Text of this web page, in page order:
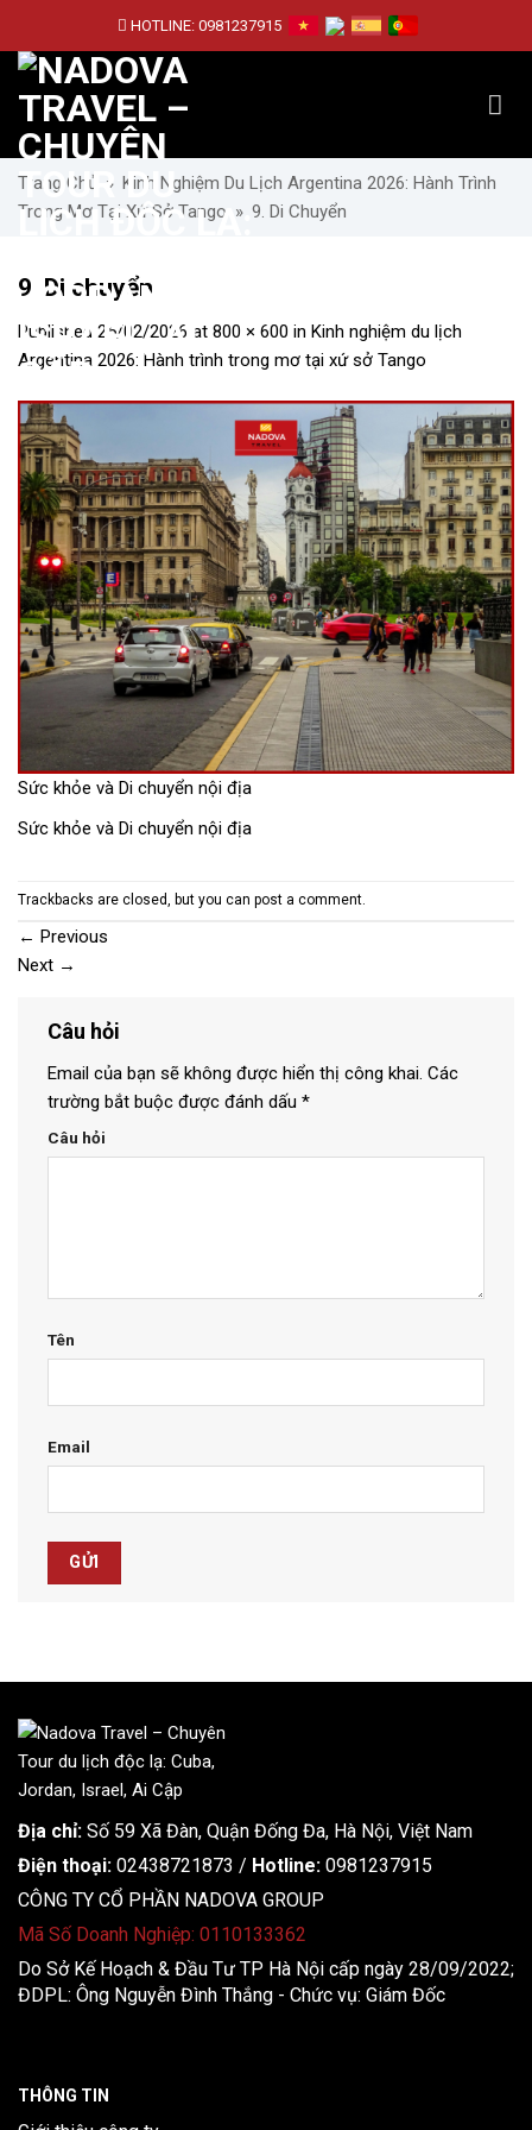
content
HOTLINE: 0981237915
Trang Chủ » Kinh Nghiệm Du Lịch Argentina 2026: Hành Trình
Trong Mơ Tại Xứ Sở Tango » 9. Di Chuyển
9. Di chuyển
Published 25/02/2026 at 800 × 600 in Kinh nghiệm du lịch
Argentina 2026: Hành trình trong mơ tại xứ sở Tango
Sức khỏe và Di chuyển nội địa
Sức khỏe và Di chuyển nội địa
Trackbacks are closed, but you can post a comment.
← Previous
Next →
Câu hỏi
Email của bạn sẽ không được hiển thị công khai. Các
trường bắt buộc được đánh dấu *
Câu hỏi
Tên
Email
Địa chỉ: Số 59 Xã Đàn, Quận Đống Đa, ​​Hà Nội, Việt Nam
Điện thoại: 02438721873 / Hotline: 0981237915
CÔNG TY CỔ PHẦN NADOVA GROUP
Mã Số Doanh Nghiệp: 0110133362
Do Sở Kế Hoạch & Đầu Tư TP Hà Nội cấp ngày 28/09/2022;
ĐDPL: Ông Nguyễn Đình Thắng - Chức vụ: Giám Đốc
THÔNG TIN